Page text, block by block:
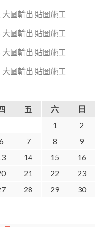
圖輸出 貼圖施工
圖輸出 貼圖施工
圖輸出 貼圖施工
圖輸出 貼圖施工
五 六
日
1
2
6 7 8
9
14 15
16
21 22
23
28 29
30